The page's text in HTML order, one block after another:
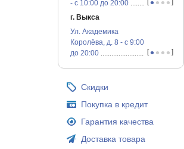
- с 10:00 до 20:00
[
]
г. Выкса
Ул. Академика
Королёва, д. 8 - с 9:00
до 20:00...............................................
[•••• ]
Скидки
Покупка в кредит
Гарантия качества
Доставка товара